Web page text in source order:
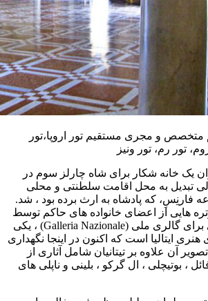
متخصص و مجری مستقیم تور اروپا،تور
روم، تور رم، تور ونیز
یک خانه شکار برای شاه چارلز سوم در
تبدیل به محل اقامت سلطنتی و محلی
فارنِسِ، که پادشاه به ارث برده بود ، شد.
هایی از اعضای خانواده های حاکم توسط
تیسیان است و پایه ای برای گالری ملی (Galleria Nazionale) ، یکی
ایتالیا است که اکنون در اینجا نگهداری
می شود. بیش از 500 تصویر آن علاوه بر تیتانیان شامل آثاری از
، بوتیچلی ، ال گرکو ، بلینی و ناپلی های